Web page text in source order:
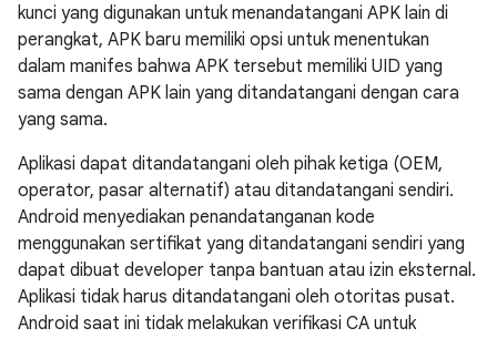
kunci yang digunakan untuk menandatangani APK lain di
perangkat, APK baru memiliki opsi untuk menentukan
dalam manifes bahwa APK tersebut memiliki UID yang
sama dengan APK lain yang ditandatangani dengan cara
yang sama.
Aplikasi dapat ditandatangani oleh pihak ketiga (OEM,
operator, pasar alternatif) atau ditandatangani sendiri.
Android menyediakan penandatanganan kode
menggunakan sertifikat yang ditandatangani sendiri yang
dapat dibuat developer tanpa bantuan atau izin eksternal.
Aplikasi tidak harus ditandatangani oleh otoritas pusat.
Android saat ini tidak melakukan verifikasi CA untuk